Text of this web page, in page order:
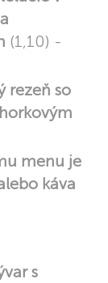
(1,10) -
rezeň so
menu je
káva
s